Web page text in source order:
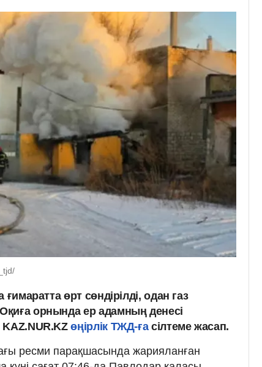
өрт сөндірілді, одан газ
орнында ер адамның денесі
өңірлік ТЖД-ғасілтеме жасап.
ресми парақшасында жарияланған